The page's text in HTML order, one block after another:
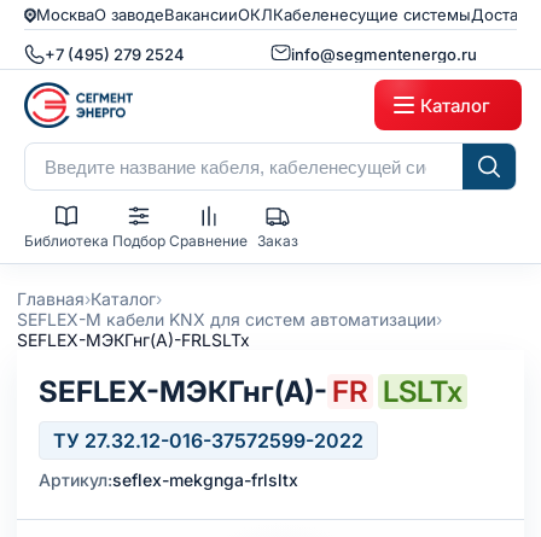
МоскваО заводеВакансииОКЛКабеленесущие системы
+7 (495) 279 2524 info@segmentenergo.ru
Каталог
Библиотека Подбор Сравнение Заказ
Главная›Каталог›
SEFLEX-M кабели KNX для систем автоматизации›
SEFLEX-MЭКГнг(А)-FRLSLTx
SEFLEX-MЭКГнг(А)- FR LSLTx
ТУ 27.32.12-016-37572599-2022
Артикул:seflex-mekgnga-frlsltx